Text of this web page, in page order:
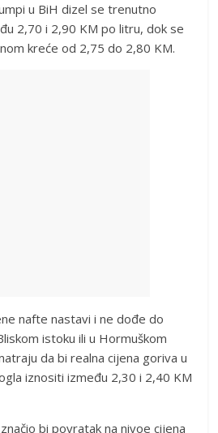
u BiH dizel se trenutno
2,70 i 2,90 KM po litru, dok se
kreće od 2,75 do 2,80 KM.
nafte nastavi i ne dođe do
istoku ili u Hormuškom
da bi realna cijena goriva u
iznositi između 2,30 i 2,40 KM
bi povratak na nivoe cijena